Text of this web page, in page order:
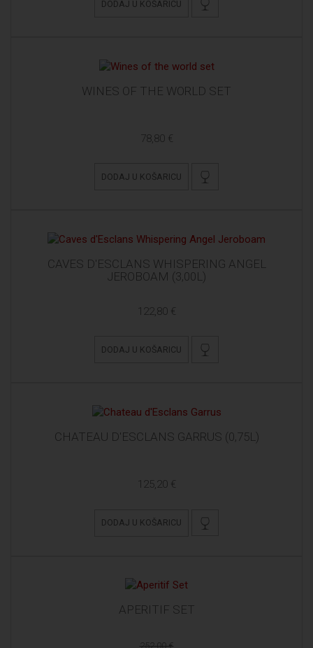
DODAJ U KOŠARICU
WINES OF THE WORLD SET
78,80 €
DODAJ U KOŠARICU
CAVES D'ESCLANS WHISPERING ANGEL
JEROBOAM (3,00L)
122,80 €
DODAJ U KOŠARICU
CHATEAU D'ESCLANS GARRUS (0,75L)
125,20 €
DODAJ U KOŠARICU
APERITIF SET
252,00 €